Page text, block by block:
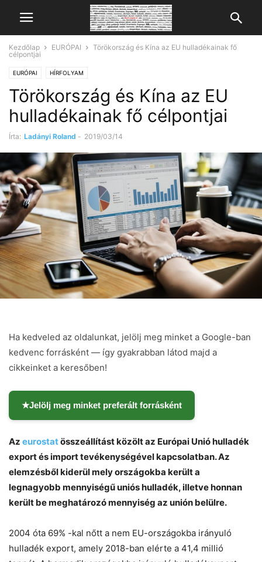
Kezdőlap EURÓPAI
Törökország és Kína az EU hulladékainak fő
célpontjai
EURÓPAI HÍRFOLYAM
Törökország és Kína az EU
hulladékainak fő célpontjai
Írta: Ladányi Roland - 2019/03/14
Ha kedveled az oldalunkat, jelölj meg minket a Google-ban
kedvenc forrásként — így gyakrabban látod majd a
cikkeinket a keresőben!
★Jelölj meg minket preferált forrásként
Az eurostatösszeállítást közölt az Európai Unió hulladék
export és import tevékenységével kapcsolatban. Az
elemzésből kiderül mely országokba került a
legnagyobb mennyiségű uniós hulladék, illetve honnan
került be meghatározó mennyiség az unión belülre.
2004 óta 69% -kal nőtt a nem EU-országokba irányuló
hulladék export, amely 2018-ban elérte a 41,4 millió